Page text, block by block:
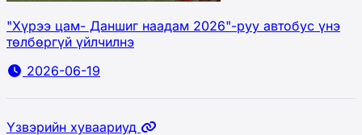
"Хүрээ цам- Даншиг наадам 2026"-руу автобус үнэ
төлбөргүй үйлчилнэ
2026-06-19
Үзвэрийн хуваариуд